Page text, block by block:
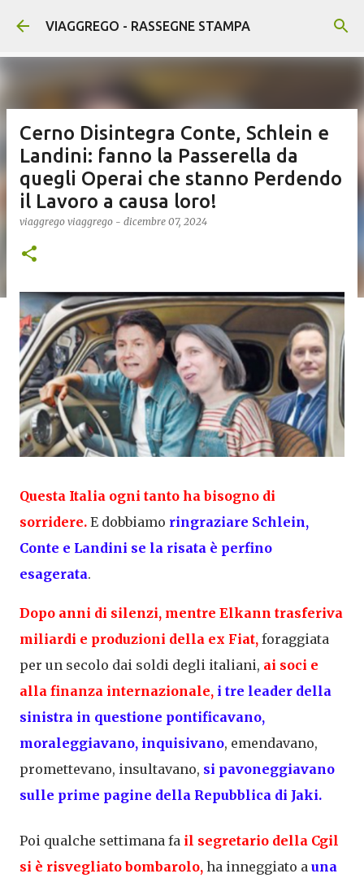
Passa ai contenuti principali
VIAGGREGO - RASSEGNE STAMPA
Cerno Disintegra Conte, Schlein e
Landini: fanno la Passerella da
quegli Operai che stanno Perdendo
il Lavoro a causa loro!
viaggrego viaggrego - dicembre 07, 2024
Questa Italia ogni tanto ha bisogno di
sorridere. E dobbiamo ringraziare Schlein,
Conte e Landini se la risata è perfino
esagerata.
Dopo anni di silenzi, mentre Elkann trasferiva
miliardi e produzioni della ex Fiat, foraggiata
per un secolo dai soldi degli italiani, ai soci e
alla finanza internazionale, i tre leader della
sinistra in questione pontificavano,
moraleggiavano, inquisivano, emendavano,
promettevano, insultavano, si pavoneggiavano
sulle prime pagine della Repubblica di Jaki.
Poi qualche settimana fa il segretario della Cgil
si è risvegliato bombarolo, ha inneggiato a una